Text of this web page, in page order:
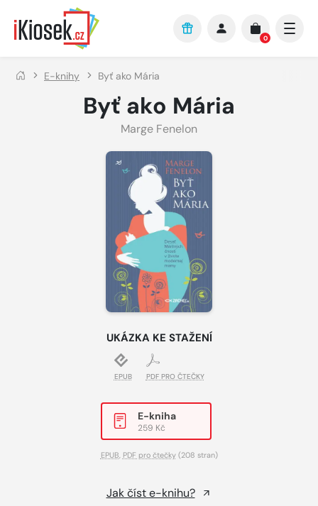
Přejít na hlavní obsah
0
E-knihy Byť ako Mária
Byť ako Mária
Marge Fenelon
UKÁZKA KE STAŽENÍ
EPUB PDF PRO ČTEČKY
E-kniha
259 Kč
EPUB PDF pro čtečky(208 stran)
Jak číst e-knihu?